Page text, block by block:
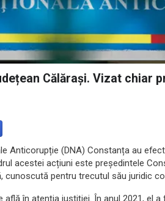
Călărași. Vizat chiar
Anticorupție (DNA) Constanța au
acestei acțiuni este președintele
cunoscută pentru trecutul său juridic
în atenția justiției. În anul 2021, el